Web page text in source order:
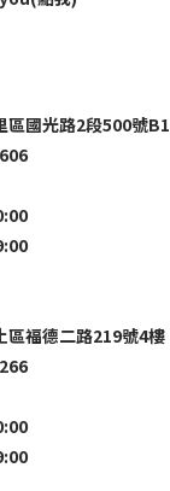
區國光路2段500號B1
區福德二路219號4樓